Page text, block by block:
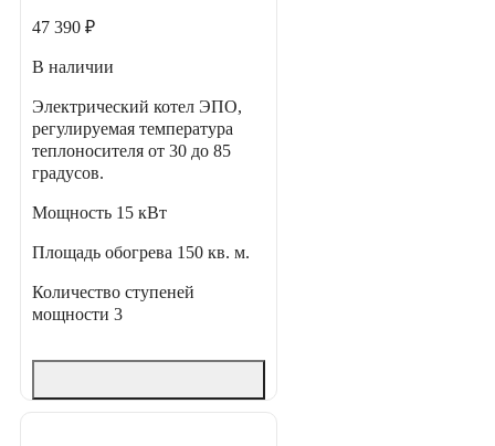
47 390 ₽
В наличии
Электрический котел ЭПО,
регулируемая температура
теплоносителя от 30 до 85
градусов.
Мощность 15 кВт
Площадь обогрева 150 кв. м.
Количество ступеней
мощности 3